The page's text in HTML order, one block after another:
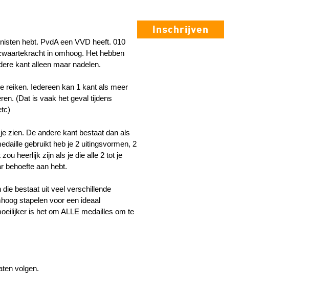
Inschrijven
hebt. PvdA een VVD heeft. 010
in omhoog. Het hebben
kant alleen maar nadelen.
reiken. Iedereen kan 1 kant als meer
(Dat is vaak het geval tijdens
zien. De andere kant bestaat dan als
gebruikt heb je 2 uitingsvormen, 2
heerlijk zijn als je die alle 2 tot je
behoefte aan hebt.
bestaat uit veel verschillende
stapelen voor een ideaal
is het om ALLE medailles om te
volgen.